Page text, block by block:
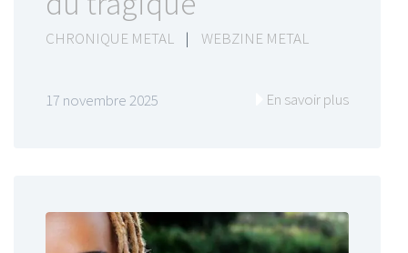
CHRONIQUE METAL | WEBZINE METAL
17 novembre 2025 En savoir plus